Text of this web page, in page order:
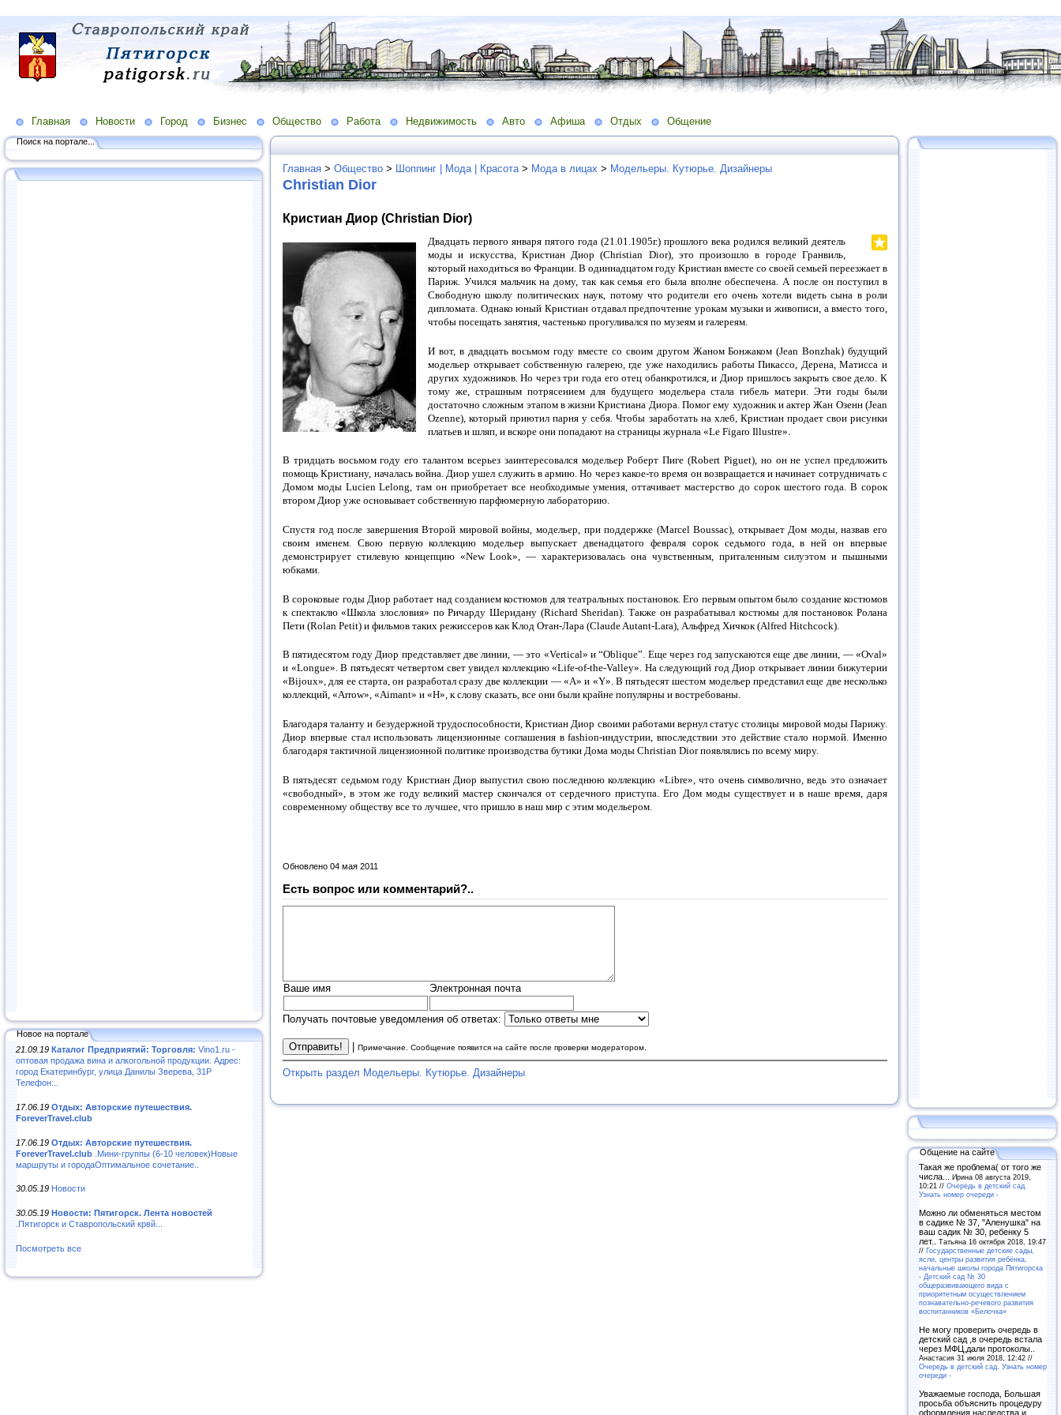
Главная Новости Город Бизнес Общество Работа Недвижимость Авто Афиша Отдых Общение
Поиск на портале...
Новое на портале
21.09.19 Каталог Предприятий: Торговля: Vino1.ru -
оптовая продажа вина и алкогольной продукции. Адрес:
город Екатеринбург, улица Данилы Зверева, 31Р
Телефон:..
17.06.19 Отдых: Авторские путешествия.
ForeverTravel.club
17.06.19 Отдых: Авторские путешествия.
ForeverTravel.club .Мини-группы (6-10 человек)Новые
маршруты и городаОптимальное сочетание..
30.05.19 Новости
30.05.19 Новости: Пятигорск. Лента новостей
.Пятигорск и Ставропольский крвй...
Посмотреть все
Главная > Общество > Шоппинг | Мода | Красота > Мода в лицах > Модельеры. Кутюрье. Дизайнеры
Christian Dior
Кристиан Диор (Christian Dior)
Двадцать первого января пятого года (21.01.1905г.) прошлого века родился великий деятель
моды и искусства, Кристиан Диор (Christian Dior), это произошло в городе Гранвиль,
который находиться во Франции. В одиннадцатом году Кристиан вместе со своей семьей переезжает в
Париж. Учился мальчик на дому, так как семья его была вполне обеспечена. А после он поступил в
Свободную школу политических наук, потому что родители его очень хотели видеть сына в роли
дипломата. Однако юный Кристиан отдавал предпочтение урокам музыки и живописи, а вместо того,
чтобы посещать занятия, частенько прогуливался по музеям и галереям.
И вот, в двадцать восьмом году вместе со своим другом Жаном Бонжаком (Jean Bonzhak) будущий
модельер открывает собственную галерею, где уже находились работы Пикассо, Дерена, Матисса и
других художников. Но через три года его отец обанкротился, и Диор пришлось закрыть свое дело. К
тому же, страшным потрясением для будущего модельера стала гибель матери. Эти годы были
достаточно сложным этапом в жизни Кристиана Диора. Помог ему художник и актер Жан Озенн (Jean
Ozenne), который приютил парня у себя. Чтобы заработать на хлеб, Кристиан продает свои рисунки
платьев и шляп, и вскоре они попадают на страницы журнала «Le Figaro Illustre».
В тридцать восьмом году его талантом всерьез заинтересовался модельер Роберт Пиге (Robert Piguet), но он не успел предложить
помощь Кристиану, началась война. Диор ушел служить в армию. Но через какое-то время он возвращается и начинает сотрудничать с
Домом моды Lucien Lelong, там он приобретает все необходимые умения, оттачивает мастерство до сорок шестого года. В сорок
втором Диор уже основывает собственную парфюмерную лабораторию.
Спустя год после завершения Второй мировой войны, модельер, при поддержке (Marcel Boussac), открывает Дом моды, назвав его
своим именем. Свою первую коллекцию модельер выпускает двенадцатого февраля сорок седьмого года, в ней он впервые
демонстрирует стилевую концепцию «New Look», — характеризовалась она чувственным, приталенным силуэтом и пышными
юбками.
В сороковые годы Диор работает над созданием костюмов для театральных постановок. Его первым опытом было создание костюмов
к спектаклю «Школа злословия» по Ричарду Шеридану (Richard Sheridan). Также он разрабатывал костюмы для постановок Ролана
Пети (Rolan Petit) и фильмов таких режиссеров как Клод Отан-Лара (Claude Autant-Lara), Альфред Хичкок (Alfred Hitchcock).
В пятидесятом году Диор представляет две линии, — это «Vertical» и “Oblique”. Еще через год запускаются еще две линии, — «Oval»
и «Longue». В пятьдесят четвертом свет увидел коллекцию «Life-of-the-Valley». На следующий год Диор открывает линии бижутерии
«Bijoux», для ее старта, он разработал сразу две коллекции — «A» и «Y». В пятьдесят шестом модельер представил еще две несколько
коллекций, «Arrow», «Aimant» и «H», к слову сказать, все они были крайне популярны и востребованы.
Благодаря таланту и безудержной трудоспособности, Кристиан Диор своими работами вернул статус столицы мировой моды Парижу.
Диор впервые стал использовать лицензионные соглашения в fashion-индустрии, впоследствии это действие стало нормой. Именно
благодаря тактичной лицензионной политике производства бутики Дома моды Christian Dior появлялись по всему миру.
В пятьдесят седьмом году Кристиан Диор выпустил свою последнюю коллекцию «Libre», что очень символично, ведь это означает
«свободный», в этом же году великий мастер скончался от сердечного приступа. Его Дом моды существует и в наше время, даря
современному обществу все то лучшее, что пришло в наш мир с этим модельером.
Обновлено 04 мая 2011
Есть вопрос или комментарий?..
Ваше имя Электронная почта
Получать почтовые уведомления об ответах:
| Примечание. Сообщение появится на сайте после проверки модератором.
Открыть раздел Модельеры. Кутюрье. Дизайнеры
Общение на сайте
Такая же проблема( от того же
числа... Ирина 08 августа 2019,
10:21 // Очередь в детский сад.
Узнать номер очереди -
Можно ли обменяться местом
в садике № 37, "Аленушка" на
ваш садик № 30, ребенку 5
лет.. Татьяна 16 октября 2018, 19:47
// Государственные детские сады,
ясли, центры развития ребёнка,
начальные школы города Пятигорска
- Детский сад № 30
общеразвивающего вида с
приоритетным осуществлением
познавательно-речевого развития
воспитанников «Белочка»
Не могу проверить очередь в
детский сад ,в очередь встала
через МФЦ,дали протоколы..
Анастасия 31 июля 2018, 12:42 //
Очередь в детский сад. Узнать номер
очереди -
Уважаемые господа, Большая
просьба объяснить процедуру
оформления наследства и